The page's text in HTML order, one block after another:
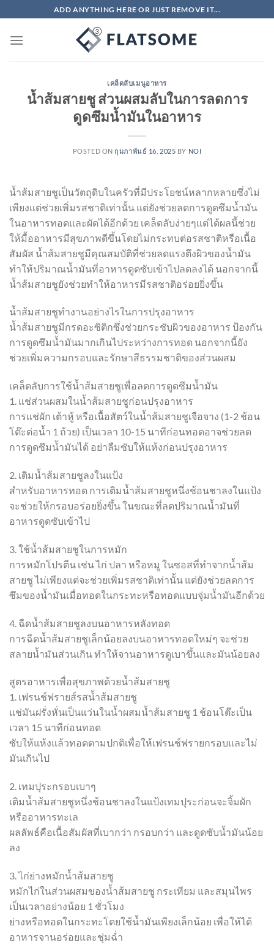
ไป
ADD ANYTHING HERE OR JUST REMOVE IT...
เคล็ดลับเมนูอาหาร
น้ำส้มสายชู ส่วนผสมลับในการลดการ
ดูดซึมน้ำมันในอาหาร
POSTED ON กุมภาพันธ์ 16, 2025 BY NOI
น้ำส้มสายชูเป็นวัตถุดิบในครัวที่มีประโยชน์หลากหลายซึ่งไม่
เพียงแต่ช่วยเพิ่มรสชาติเท่านั้น แต่ยังช่วยลดการดูดซึมน้ำมัน
ในอาหารทอดและผัดได้อีกด้วย เคล็ดลับง่ายๆแต่ได้ผลนี้ช่วย
ให้มื้ออาหารมีสุขภาพดีขึ้นโดยไม่กระทบต่อรสชาติหรือเนื้อ
สัมผัส น้ำส้มสายชูมีคุณสมบัติที่ช่วยลดแรงตึงผิวของน้ำมัน
ทำให้ปริมาณน้ำมันที่อาหารดูดซับเข้าไปลดลงได้ นอกจากนี้
น้ำส้มสายชูยังช่วยทำให้อาหารมีรสชาติอร่อยยิ่งขึ้น
น้ำส้มสายชูทำงานอย่างไรในการปรุงอาหาร
น้ำส้มสายชูมีกรดอะซิติกซึ่งช่วยกระชับผิวของอาหาร ป้องกัน
การดูดซึมน้ำมันมากเกินไประหว่างการทอด นอกจากนี้ยัง
ช่วยเพิ่มความกรอบและรักษาสีธรรมชาติของส่วนผสม
เคล็ดลับการใช้น้ำส้มสายชูเพื่อลดการดูดซึมน้ำมัน
1. แช่ส่วนผสมในน้ำส้มสายชูก่อนปรุงอาหาร
การแช่ผัก เต้าหู้ หรือเนื้อสัตว์ในน้ำส้มสายชูเจือจาง (1-2 ช้อน
โต๊ะต่อน้ำ 1 ถ้วย) เป็นเวลา 10-15 นาทีก่อนทอดอาจช่วยลด
การดูดซึมน้ำมันได้ อย่าลืมซับให้แห้งก่อนปรุงอาหาร
2. เติมน้ำส้มสายชูลงในแป้ง
สำหรับอาหารทอด การเติมน้ำส้มสายชูหนึ่งช้อนชาลงในแป้ง
จะช่วยให้กรอบอร่อยยิ่งขึ้น ในขณะที่ลดปริมาณน้ำมันที่
อาหารดูดซับเข้าไป
3. ใช้น้ำส้มสายชูในการหมัก
การหมักโปรตีน เช่น ไก่ ปลา หรือหมู ในซอสที่ทำจากน้ำส้ม
สายชู ไม่เพียงแต่จะช่วยเพิ่มรสชาติเท่านั้น แต่ยังช่วยลดการ
ซึมของน้ำมันเมื่อทอดในกระทะหรือทอดแบบจุ่มน้ำมันอีกด้วย
4. ฉีดน้ำส้มสายชูลงบนอาหารหลังทอด
การฉีดน้ำส้มสายชูเล็กน้อยลงบนอาหารทอดใหม่ๆ จะช่วย
สลายน้ำมันส่วนเกิน ทำให้จานอาหารดูเบาขึ้นและมันน้อยลง
สูตรอาหารเพื่อสุขภาพด้วยน้ำส้มสายชู
1. เฟรนช์ฟรายส์รสน้ำส้มสายชู
แช่มันฝรั่งหั่นเป็นแว่นในน้ำผสมน้ำส้มสายชู 1 ช้อนโต๊ะเป็น
เวลา 15 นาทีก่อนทอด
ซับให้แห้งแล้วทอดตามปกติเพื่อให้เฟรนช์ฟรายกรอบและไม่
มันเกินไป
2. เทมปุระกรอบเบาๆ
เติมน้ำส้มสายชูหนึ่งช้อนชาลงในแป้งเทมปุระก่อนจะจิ้มผัก
หรืออาหารทะเล
ผลลัพธ์คือเนื้อสัมผัสที่เบากว่า กรอบกว่า และดูดซับน้ำมันน้อย
ลง
3. ไก่ย่างหมักน้ำส้มสายชู
หมักไก่ในส่วนผสมของน้ำส้มสายชู กระเทียม และสมุนไพร
เป็นเวลาอย่างน้อย 1 ชั่วโมง
ย่างหรือทอดในกระทะโดยใช้น้ำมันเพียงเล็กน้อย เพื่อให้ได้
อาหารจานอร่อยและชุ่มฉ่ำ